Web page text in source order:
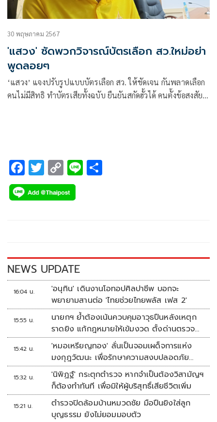
30 พฤษภาคม 2567
'แสวง' ซัดพวกวิจารณ์บัตรเลือก สว.ใหม่อย่า
พูดลอยๆ
‘แสวง’ แจงปรับรูปแบบบัตรเลือก สว. ให้ชัดเจน กันพลาดเลือก
คนไม่มีสิทธิ ทำบัตรเสียทั้งฉบับ ยืนยันสกัดฮั้วได้ คนตั้งข้อสงสัย
F
ac
e
k
T
wi
tt
C
o
p
k
Li
NEWS UPDATE
16:04 น.
'อนุทิน' เดินงานโอทอปศิลปาชีพ บอกจะ
พยายามสานต่อ 'ไทยช่วยไทยพลัส เฟส 2'
15:55 น.
นายกฯ ย้ำต้องเน้นควบคุมอาวุธปืนหลังเหตุก
ราดยิง แก้กฎหมายให้เข้มงวด ตั้งด่านตรวจ
เพิ่ม
15:42 น.
'หมอเหรียญทอง' ลั่นเป็นจอมเผด็จการแห่ง
มงกุฎวัฒนะ เพื่อรักษาความสงบปลอดภัย
ภายในรพ.
15:32 น.
'นิพิฏฐ์' กระตุกตำรวจ หากจำเป็นต้องวิสามัญฯ
ก็ต้องทำทันที เพื่อมิให้ผู้บริสุทธิ์เสียชีวิตเพิ่ม
15:21 น.
ตำรวจปิดล้อมบ้านหมวดชัย มือปืนยิงใส่ลูก
บุญธรรม ยังไม่ยอมมอบตัว